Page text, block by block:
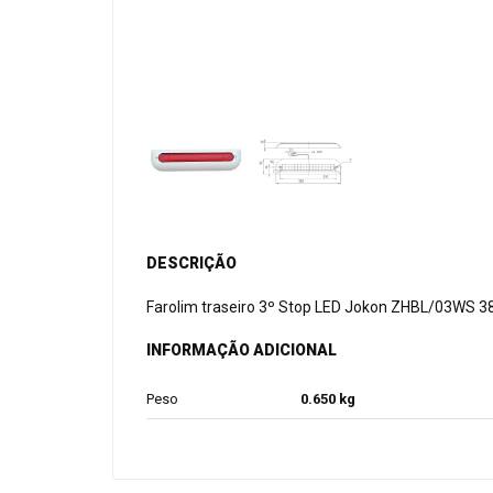
DESCRIÇÃO
Farolim traseiro 3º Stop LED Jokon ZHBL/03WS
INFORMAÇÃO ADICIONAL
Peso 0.650 kg